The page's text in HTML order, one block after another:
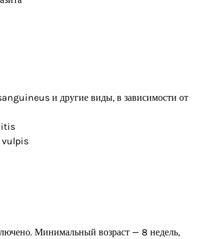
и другие виды, в зависимости от
vulpis
Минимальный возраст — 8 недель,